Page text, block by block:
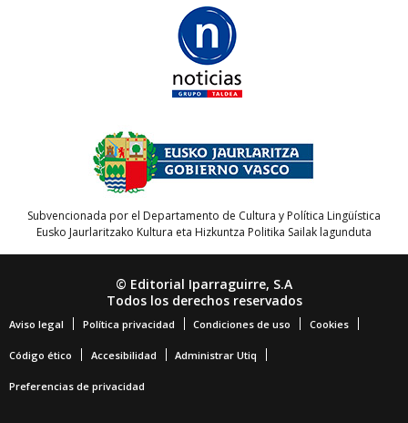
Subvencionada por el Departamento de Cultura y Política Lingüística
Eusko Jaurlaritzako Kultura eta Hizkuntza Politika Sailak lagunduta
© Editorial Iparraguirre, S.A
Todos los derechos reservados
Aviso legal Política privacidad Condiciones de uso Cookies
Código ético Accesibilidad Administrar Utiq
Preferencias de privacidad